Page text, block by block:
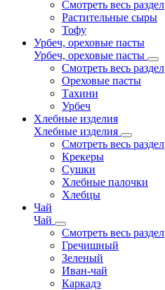
Смотреть весь раздел
Растительные сыры
Тофу
Урбеч, ореховые пасты
Урбеч, ореховые пасты
Смотреть весь раздел
Ореховые пасты
Тахини
Урбеч
Хлебные изделия
Хлебные изделия
Смотреть весь раздел
Крекеры
Сушки
Хлебные палочки
Хлебцы
Чай
Чай
Смотреть весь раздел
Гречишный
Зеленый
Иван-чай
Каркадэ